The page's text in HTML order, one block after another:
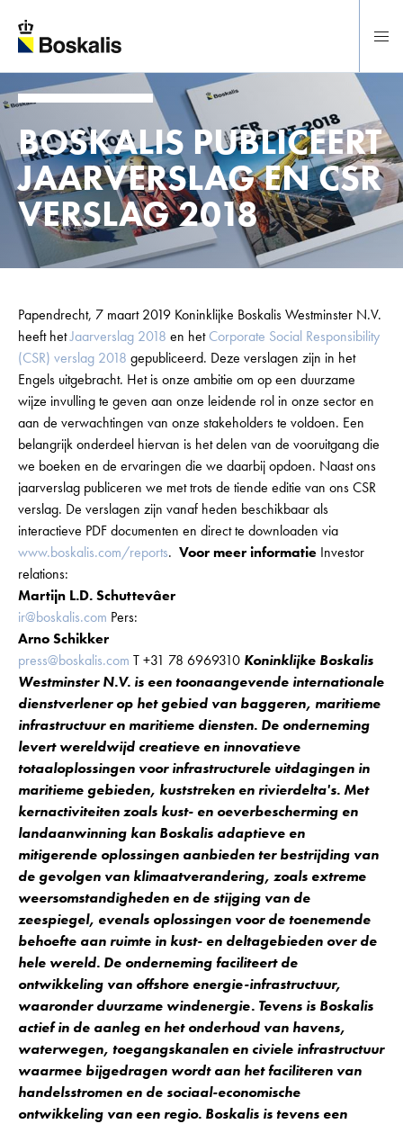
Direct naar hoofdinhoud
BOSKALIS PUBLICEERT
JAARVERSLAG EN CSR
VERSLAG 2018
Papendrecht, 7 maart 2019 Koninklijke Boskalis Westminster N.V.
heeft hetJaarverslag 2018 en hetCorporate Social Responsibility
(CSR) verslag 2018 gepubliceerd. Deze verslagen zijn in het
Engels uitgebracht. Het is onze ambitie om op een duurzame
wijze invulling te geven aan onze leidende rol in onze sector en
aan de verwachtingen van onze stakeholders te voldoen. Een
belangrijk onderdeel hiervan is het delen van de vooruitgang die
we boeken en de ervaringen die we daarbij opdoen. Naast ons
jaarverslag publiceren we met trots de tiende editie van ons CSR
verslag. De verslagen zijn vanaf heden beschikbaar als
interactieve PDF documenten en direct te downloaden via
www.boskalis.com/reports. Voor meer informatie Investor
relations:
Martijn L.D. Schuttevâer
ir@boskalis.com Pers:
Arno Schikker
press@boskalis.com T +31 78 6969310 Koninklijke Boskalis
Westminster N.V. is een toonaangevende internationale
dienstverlener op het gebied van baggeren, maritieme
infrastructuur en maritieme diensten. De onderneming
levert wereldwijd creatieve en innovatieve
totaaloplossingen voor infrastructurele uitdagingen in
maritieme gebieden, kuststreken en rivierdelta's. Met
kernactiviteiten zoals kust- en oeverbescherming en
landaanwinning kan Boskalis adaptieve en
mitigerende oplossingen aanbieden ter bestrijding van
de gevolgen van klimaatverandering, zoals extreme
weersomstandigheden en de stijging van de
zeespiegel, evenals oplossingen voor de toenemende
behoefte aan ruimte in kust- en deltagebieden over de
hele wereld. De onderneming faciliteert de
ontwikkeling van offshore energie-infrastructuur,
waaronder duurzame windenergie. Tevens is Boskalis
actief in de aanleg en het onderhoud van havens,
waterwegen, toegangskanalen en civiele infrastructuur
waarmee bijgedragen wordt aan het faciliteren van
handelsstromen en de sociaal-economische
ontwikkeling van een regio. Boskalis is tevens een